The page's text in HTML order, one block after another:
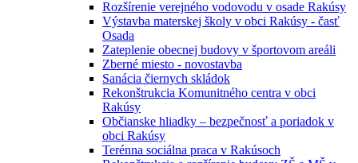
Rozšírenie verejného vodovodu v osade Rakúsy
Výstavba materskej školy v obci Rakúsy - časť
Osada
Zateplenie obecnej budovy v športovom areáli
Zberné miesto - novostavba
Sanácia čiernych skládok
Rekonštrukcia Komunitného centra v obci
Rakúsy
Občianske hliadky – bezpečnosť a poriadok v
obci Rakúsy
Terénna sociálna praca v Rakúsoch